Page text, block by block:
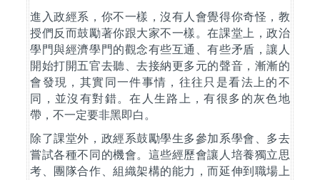
進入政經系，你不一樣，沒有人會覺得你奇怪，教
授們反而鼓勵著你跟大家不一樣。在課堂上，政治
學門與經濟學門的觀念有些互通、有些矛盾，讓人
開始打開五官去聽、去接納更多元的聲音，漸漸的
會發現，其實同一件事情，往往只是看法上的不
同，並沒有對錯。在人生路上，有很多的灰色地
帶，不一定要非黑即白。
除了課堂外，政經系鼓勵學生多參加系學會、多去
嘗試各種不同的機會。這些經歷會讓人培養獨立思
考、團隊合作、組織架構的能力，而延伸到職場上